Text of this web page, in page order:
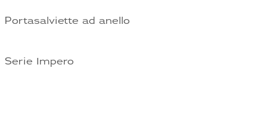
Portasalviette ad anello
Serie Impero